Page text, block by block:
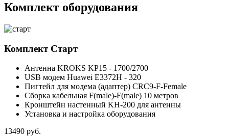
Комплект оборудования
Комплект Старт
Антенна KROKS KP15 - 1700/2700
USB модем Huawei E3372H - 320
Пигтейл для модема (адаптер) CRC9-F-Female
Сборка кабельная F(male)-F(male) 10 метров
Кронштейн настенный KH-200 для антенны
Установка и настройка оборудования
13490 руб.